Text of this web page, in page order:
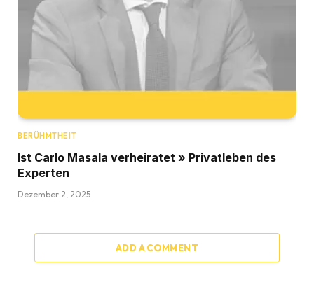
BERÜHMTHEIT
Ist Carlo Masala verheiratet » Privatleben des
Experten
Dezember 2, 2025
ADD A COMMENT